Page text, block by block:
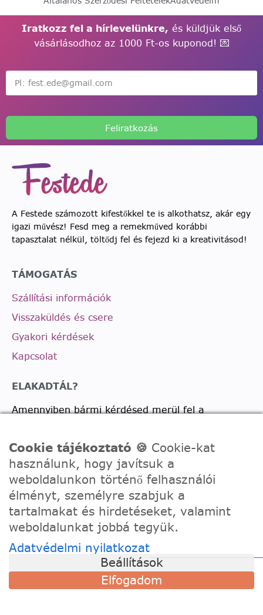
Iratkozz fel a hírlevelünkre, és küldjük első
vásárlásodhoz az 1000 Ft-os kuponod! 💌
Feliratkozás
A Festede számozott kifestőkkel te is alkothatsz, akár egy
igazi művész! Fesd meg a remekműved korábbi
tapasztalat nélkül, töltődj fel és fejezd ki a kreativitásod!
TÁMOGATÁS
Szállítási információk
Visszaküldés és csere
Gyakori kérdések
Kapcsolat
ELAKADTÁL?
Amennyiben bármi kérdésed merül fel a
Telefon:0630/2150557
Ügyfélszolgálati e-mail: hello@festede.hu
Egyedi képes számfestőkkel kapcsolatban:
egyedi@festede.hu
Csatlakozz 19.000 fősFacebook csoportunkhoz!
Cookie tájékoztató 🍪 Cookie-kat
használunk, hogy javítsuk a
weboldalunkon történő felhasználói
élményt, személyre szabjuk a
tartalmakat és hirdetéseket, valamint
weboldalunkat jobbá tegyük.
Adatvédelmi nyilatkozat
Beállítások
Elfogadom